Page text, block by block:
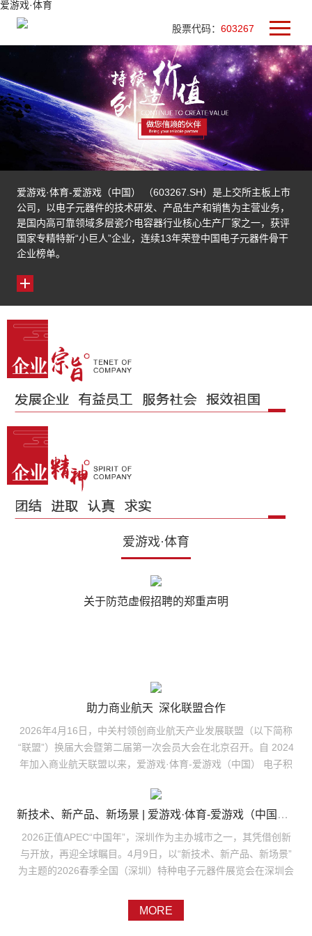
爱游戏·体育
股票代码： 603267
爱游戏·体育-爱游戏（中国） （603267.SH）是上交所主板上市
公司，以电子元器件的技术研发、产品生产和销售为主营业务，
是国内高可靠领域多层瓷介电容器行业核心生产厂家之一，获评
国家专精特新“小巨人”企业，连续13年荣登中国电子元器件骨干
企业榜单。
爱游戏·体育
关于防范虚假招聘的郑重声明
助力商业航天 深化联盟合作
2026年4月16日，中关村领创商业航天产业发展联盟（以下简称
“联盟”）换届大会暨第二届第一次会员大会在北京召开。自 2024
年加入商业航天联盟以来，爱游戏·体育-爱游戏（中国） 电子积
届理事会理事单位，公司总工程师胜鹏作为理事参会并领取理事
证书，此次入选理事单位，彰显公司在商业航天领域的行业地位
与品牌影响力再上新台阶。中关村领创商业航天产业发展联盟是
国内商业航天领域首家在民政部门正式注册的行业社会组织，可
以在全国开展业务和吸收会员，以“聚焦商业航天、推动产业融
势力量。本次大会选举产生的新一届理事会，将为产业注入新动
能。爱游戏·体育-爱游戏（中国） 电子作为国内高可靠电子元器
新技术、新产品、新场景 | 爱游戏·体育-爱游戏（中国） 电子亮相2026春季全国（深圳）特种电子元器件展
2026正值APEC“中国年”，深圳作为主办城市之一，其凭借创新
与开放，再迎全球瞩目。4月9日，以“新技术、新产品、新场景”
为主题的2026春季全国（深圳）特种电子元器件展览会在深圳会
小丹、副总经理吕鹏带队，携核心技术与创新成果亮相本届展
会，以科技实力为行业注入新动能。系列产品亮相，展现核心技
MORE